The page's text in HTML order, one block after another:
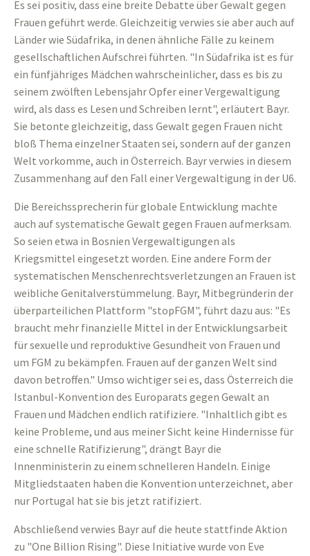
Es sei positiv, dass eine breite Debatte über Gewalt gegen
Frauen geführt werde. Gleichzeitig verwies sie aber auch auf
Länder wie Südafrika, in denen ähnliche Fälle zu keinem
gesellschaftlichen Aufschrei führten. "In Südafrika ist es für
ein fünfjähriges Mädchen wahrscheinlicher, dass es bis zu
seinem zwölften Lebensjahr Opfer einer Vergewaltigung
wird, als dass es Lesen und Schreiben lernt", erläutert Bayr.
Sie betonte gleichzeitig, dass Gewalt gegen Frauen nicht
bloß Thema einzelner Staaten sei, sondern auf der ganzen
Welt vorkomme, auch in Österreich. Bayr verwies in diesem
Zusammenhang auf den Fall einer Vergewaltigung in der U6.
Die Bereichssprecherin für globale Entwicklung machte
auch auf systematische Gewalt gegen Frauen aufmerksam.
So seien etwa in Bosnien Vergewaltigungen als
Kriegsmittel eingesetzt worden. Eine andere Form der
systematischen Menschenrechtsverletzungen an Frauen ist
weibliche Genitalverstümmelung. Bayr, Mitbegründerin der
überparteilichen Plattform "stopFGM", führt dazu aus: "Es
braucht mehr finanzielle Mittel in der Entwicklungsarbeit
für sexuelle und reproduktive Gesundheit von Frauen und
um FGM zu bekämpfen. Frauen auf der ganzen Welt sind
davon betroffen." Umso wichtiger sei es, dass Österreich die
Istanbul-Konvention des Europarats gegen Gewalt an
Frauen und Mädchen endlich ratifiziere. "Inhaltlich gibt es
keine Probleme, und aus meiner Sicht keine Hindernisse für
eine schnelle Ratifizierung", drängt Bayr die
Innenministerin zu einem schnelleren Handeln. Einige
Mitgliedstaaten haben die Konvention unterzeichnet, aber
nur Portugal hat sie bis jetzt ratifiziert.
Abschließend verwies Bayr auf die heute stattfinde Aktion
zu "One Billion Rising". Diese Initiative wurde von Eve